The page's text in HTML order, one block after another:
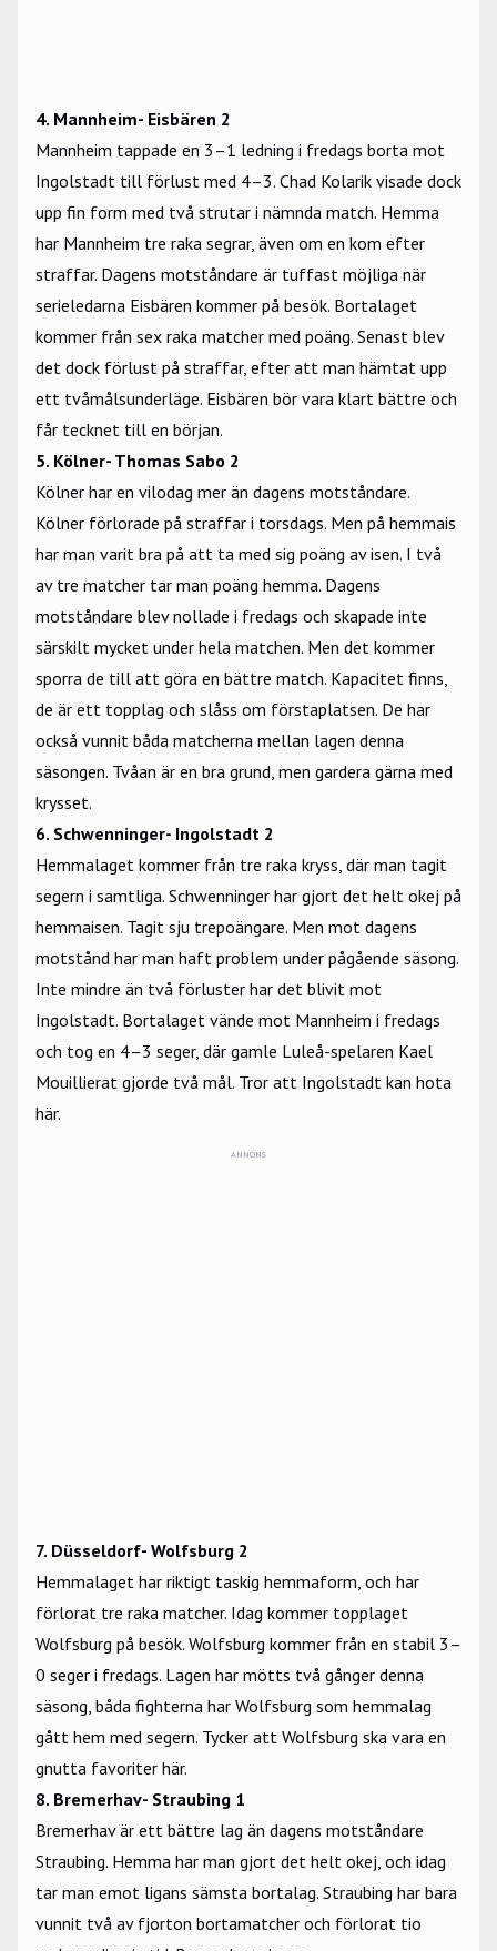
4. Mannheim- Eisbären 2
Mannheim tappade en 3–1 ledning i fredags borta mot
Ingolstadt till förlust med 4–3. Chad Kolarik visade dock
upp fin form med två strutar i nämnda match. Hemma
har Mannheim tre raka segrar, även om en kom efter
straffar. Dagens motståndare är tuffast möjliga när
serieledarna Eisbären kommer på besök. Bortalaget
kommer från sex raka matcher med poäng. Senast blev
det dock förlust på straffar, efter att man hämtat upp
ett tvåmålsunderläge. Eisbären bör vara klart bättre och
får tecknet till en början.
5. Kölner- Thomas Sabo 2
Kölner har en vilodag mer än dagens motståndare.
Kölner förlorade på straffar i torsdags. Men på hemmais
har man varit bra på att ta med sig poäng av isen. I två
av tre matcher tar man poäng hemma. Dagens
motståndare blev nollade i fredags och skapade inte
särskilt mycket under hela matchen. Men det kommer
sporra de till att göra en bättre match. Kapacitet finns,
de är ett topplag och slåss om förstaplatsen. De har
också vunnit båda matcherna mellan lagen denna
säsongen. Tvåan är en bra grund, men gardera gärna med
krysset.
6. Schwenninger- Ingolstadt 2
Hemmalaget kommer från tre raka kryss, där man tagit
segern i samtliga. Schwenninger har gjort det helt okej på
hemmaisen. Tagit sju trepoängare. Men mot dagens
motstånd har man haft problem under pågående säsong.
Inte mindre än två förluster har det blivit mot
Ingolstadt. Bortalaget vände mot Mannheim i fredags
och tog en 4–3 seger, där gamle Luleå-spelaren Kael
Mouillierat gjorde två mål. Tror att Ingolstadt kan hota
här.
ANNONS
7. Düsseldorf- Wolfsburg 2
Hemmalaget har riktigt taskig hemmaform, och har
förlorat tre raka matcher. Idag kommer topplaget
Wolfsburg på besök. Wolfsburg kommer från en stabil 3–
0 seger i fredags. Lagen har mötts två gånger denna
säsong, båda fighterna har Wolfsburg som hemmalag
gått hem med segern. Tycker att Wolfsburg ska vara en
gnutta favoriter här.
8. Bremerhav- Straubing 1
Bremerhav är ett bättre lag än dagens motståndare
Straubing. Hemma har man gjort det helt okej, och idag
tar man emot ligans sämsta bortalag. Straubing har bara
vunnit två av fjorton bortamatcher och förlorat tio